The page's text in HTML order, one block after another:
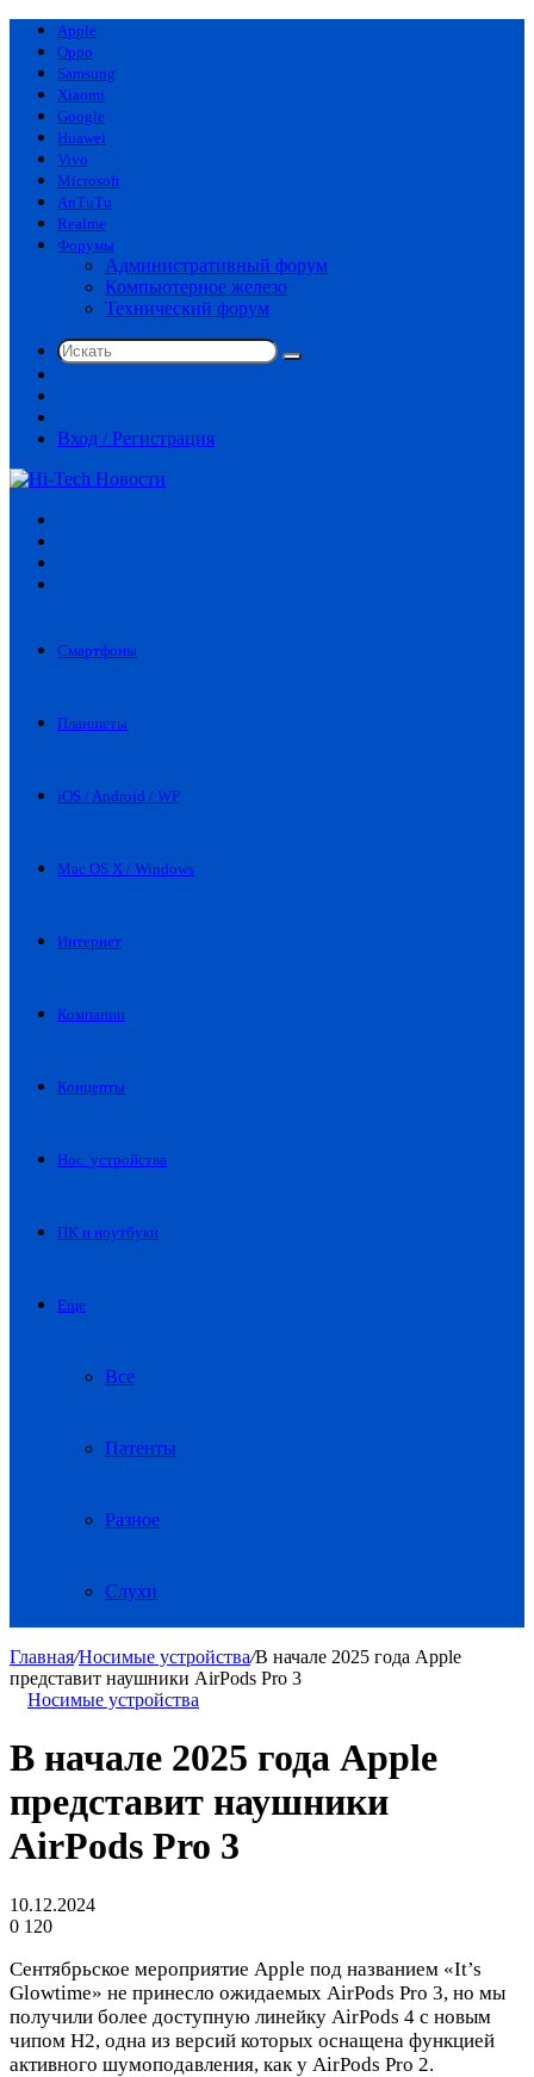
Apple
Oppo
Samsung
Xiaomi
Google
Huawei
Vivo
Microsoft
AnTuTu
Realme
Форумы
Административный форум
Компьютерное железо
Технический форум
Искать
статья
Вход / Регистрация
Смартфоны
Планшеты
iOS / Android / WP
Mac OS X / Windows
Интернет
Компании
Концепты
Нос. устройства
ПК и ноутбуки
Еще
Все
Патенты
Разное
Слухи
Главная/Носимые устройства/В начале 2025 года Apple
представит наушники AirPods Pro 3
Носимые устройства
В начале 2025 года Apple
представит наушники
AirPods Pro 3
10.12.2024
0 120
Сентябрьское мероприятие Apple под названием «It’s
Glowtime» не принесло ожидаемых AirPods Pro 3, но мы
получили более доступную линейку AirPods 4 с новым
чипом H2, одна из версий которых оснащена функцией
активного шумоподавления, как у AirPods Pro 2.